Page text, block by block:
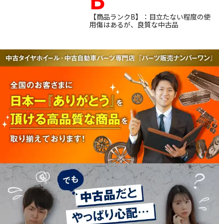
【商品ランクB】：目立たない程度の使
用傷はあるが、良質な中古品